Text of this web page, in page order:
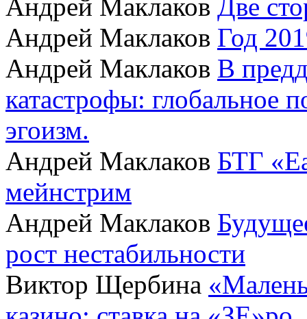
Андрей Маклаков Две
Андрей Маклаков Год
Андрей Маклаков В
катастрофы: глобальное
эгоизм.
Андрей Маклаков БТГ
мейнстрим
Андрей Маклаков
рост нестабильности
Виктор Щербина